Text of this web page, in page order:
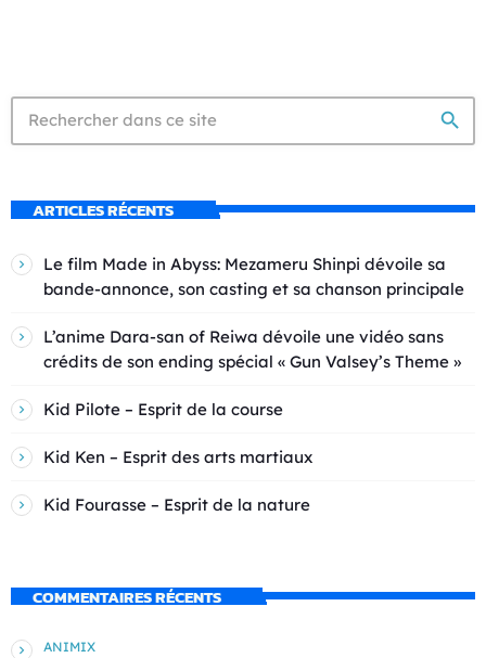
search
ARTICLES RÉCENTS
Le film Made in Abyss: Mezameru Shinpi dévoile sa
bande-annonce, son casting et sa chanson principale
L’anime Dara-san of Reiwa dévoile une vidéo sans
crédits de son ending spécial « Gun Valsey’s Theme »
Kid Pilote – Esprit de la course
Kid Ken – Esprit des arts martiaux
Kid Fourasse – Esprit de la nature
COMMENTAIRES RÉCENTS
ANIMIX